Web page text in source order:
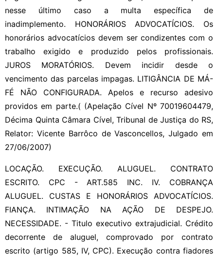
nesse último caso a multa específica de
inadimplemento. HONORÁRIOS ADVOCATÍCIOS. Os
honorários advocatícios devem ser condizentes com o
trabalho exigido e produzido pelos profissionais.
JUROS MORATÓRIOS. Devem incidir desde o
vencimento das parcelas impagas. LITIGÂNCIA DE MÁ-
FÉ NÃO CONFIGURADA. Apelos e recurso adesivo
providos em parte.( (Apelação Cível Nº 70019604479,
Décima Quinta Câmara Cível, Tribunal de Justiça do RS,
Relator: Vicente Barrôco de Vasconcellos, Julgado em
27/06/2007)
LOCAÇÃO. EXECUÇÃO. ALUGUEL. CONTRATO
ESCRITO. CPC - ART.585 INC. IV. COBRANÇA
ALUGUEL. CUSTAS E HONORÁRIOS ADVOCATÍCIOS.
FIANÇA. INTIMAÇÃO NA AÇÃO DE DESPEJO.
NECESSIDADE. - Titulo executivo extrajudicial. Crédito
decorrente de aluguel, comprovado por contrato
escrito (artigo 585, IV, CPC). Execução contra fiadores